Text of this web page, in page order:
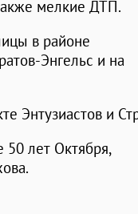
мелкие ДТП.
в районе
Энгельс и на
Энтузиастов и
лет Октября,